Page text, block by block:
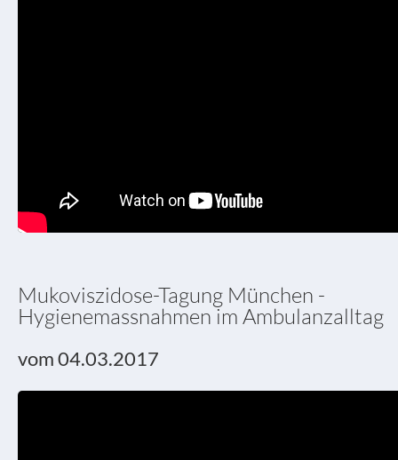
Mukoviszidose-Tagung München -
Hygienemassnahmen im Ambulanzalltag
vom 04.03.2017